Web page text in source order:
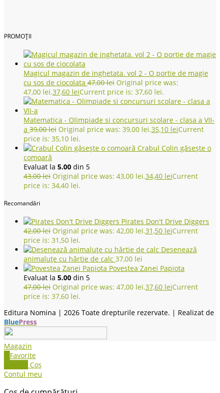
PROMOȚII
Magicul magazin de inghetata. vol 2 - O portie de magie
cu sos de ciocolata 47,00lei Original price was:
47,00 lei.37,60 leiCurrent price is: 37,60 lei.
Matematica - Olimpiade si concursuri scolare - clasa a VII-
a 39,00lei Original price was: 39,00 lei.35,10 leiCurrent
price is: 35,10 lei.
Crabul Colin găsește o
comoară
Evaluat la 5.00 din 5
43,00lei Original price was: 43,00 lei.34,40 leiCurrent
price is: 34,40 lei.
Recomandări
Pirates Don't Drive Diggers
42,00lei Original price was: 42,00 lei.31,50 leiCurrent
price is: 31,50 lei.
Desenează
animaluțe cu hârtie de calc 37,00 lei
Povestea Zanei Papiota
Evaluat la 5.00 din 5
47,00lei Original price was: 47,00 lei.37,60 leiCurrent
price is: 37,60 lei.
Editura Nomina | 2026 Toate drepturile rezervate. | Realizat de
BluePress
Magazin
0 Favorite
0 items Coș
Contul meu